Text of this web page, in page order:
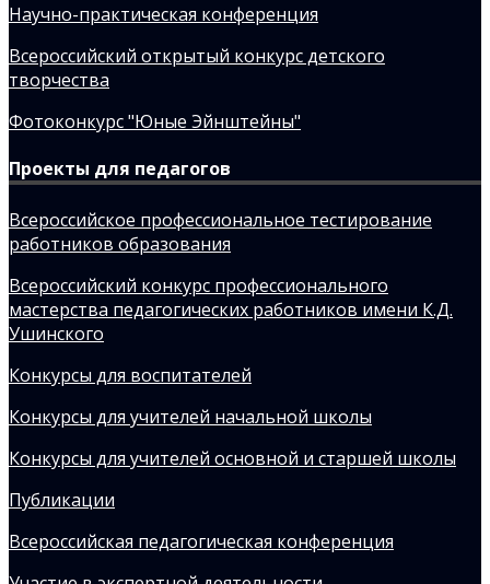
Научно-практическая конференция
Всероссийский открытый конкурс детского
творчества
Фотоконкурс "Юные Эйнштейны"
Проекты для педагогов
Всероссийское профессиональное тестирование
работников образования
Всероссийский конкурс профессионального
мастерства педагогических работников имени К.Д.
Ушинского
Конкурсы для воспитателей
Конкурсы для учителей начальной школы
Конкурсы для учителей основной и старшей школы
Публикации
Всероссийская педагогическая конференция